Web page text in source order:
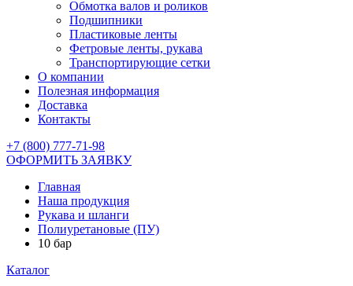
Обмотка валов и роликов
Подшипники
Пластиковые ленты
Фетровые ленты, рукава
Транспортирующие сетки
О компании
Полезная информация
Доставка
Контакты
+7 (800) 777-71-98
ОФОРМИТЬ ЗАЯВКУ
Главная
Наша продукция
Рукава и шланги
Полиуретановые (ПУ)
10 бар
Каталог